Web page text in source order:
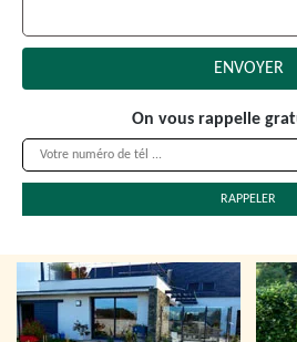
On vous rappelle